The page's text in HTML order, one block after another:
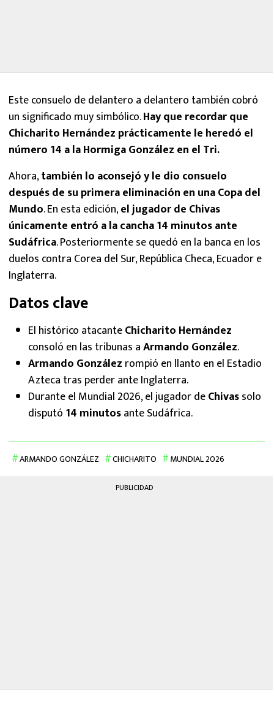
Este consuelo de delantero a delantero también cobró
un significado muy simbólico.Hay que recordar que
Chicharito Hernández prácticamente le heredó el
número 14 a la Hormiga González en el Tri.
Ahora,también lo aconsejó y le dio consuelo
después de su primera eliminación en una Copa del
Mundo. En esta edición,el jugador de Chivas
únicamente entró a la cancha 14 minutos ante
Sudáfrica. Posteriormente se quedó en la banca en los
duelos contra Corea del Sur, República Checa, Ecuador e
Inglaterra.
Datos clave
El histórico atacanteChicharito Hernández
consoló en las tribunas aArmando González.
Armando González rompió en llanto en el Estadio
Azteca tras perder ante Inglaterra.
Durante el Mundial 2026, el jugador deChivassolo
disputó 14 minutosante Sudáfrica.
ARMANDO GONZÁLEZ CHICHARITO MUNDIAL 2026
PUBLICIDAD